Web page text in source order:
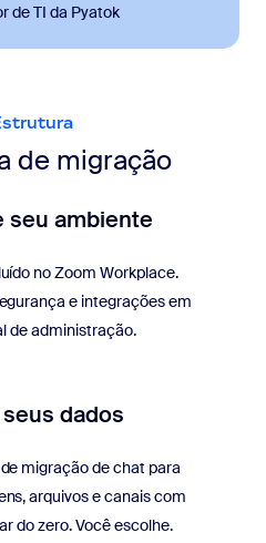
de TI da Pyatok
de migração
seu ambiente
no Zoom Workplace.
e integrações em
de administração.
dados
migração de chat para
arquivos e canais com
do zero. Você escolhe.